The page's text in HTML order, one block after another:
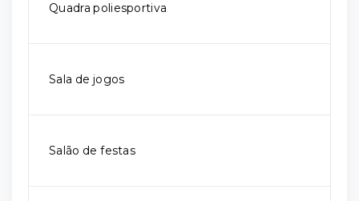
Quadra poliesportiva
Sala de jogos
Salão de festas